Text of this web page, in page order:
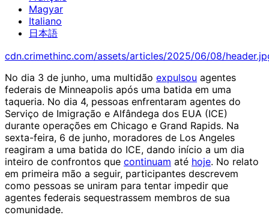
Magyar
Italiano
日本語
cdn.crimethinc.com/assets/articles/2025/06/08/
No dia 3 de junho, uma multidão expulsou agentes
federais de Minneapolis após uma batida em uma
taqueria. No dia 4, pessoas enfrentaram agentes do
Serviço de Imigração e Alfândega dos EUA (ICE)
durante operações em Chicago e Grand Rapids. Na
sexta-feira, 6 de junho, moradores de Los Angeles
reagiram a uma batida do ICE, dando início a um dia
inteiro de confrontos que continuam até hoje. No relato
em primeira mão a seguir, participantes descrevem
como pessoas se uniram para tentar impedir que
agentes federais sequestrassem membros de sua
comunidade.